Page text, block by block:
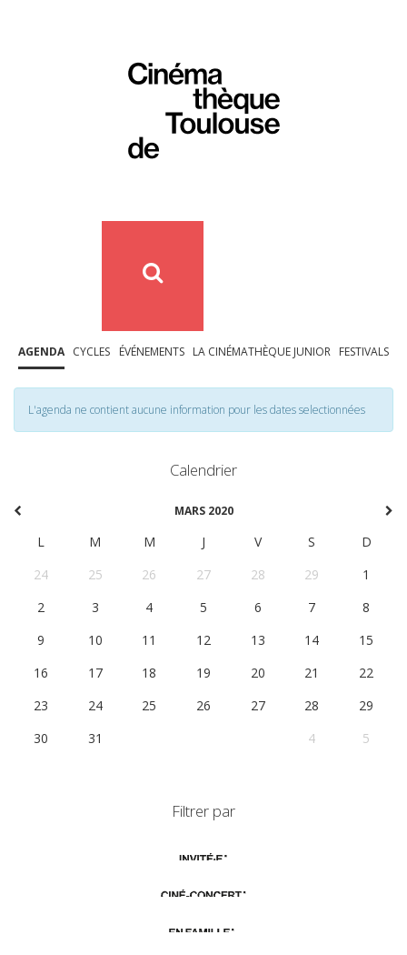
AGENDA CYCLES ÉVÉNEMENTS LA CINÉMATHÈQUE JUNIOR FESTIVALS
L'agenda ne contient aucune information pour les dates selectionnées
Calendrier
MARS 2020
L M M J V S
D
24
25 26 27 28 29
1
2
3 4 5 6 7
8
9
10 11 12 13 14
15
16
17 18 19 20 21
22
23
24 25 26 27 28
29
30
31 4 5
Filtrer par